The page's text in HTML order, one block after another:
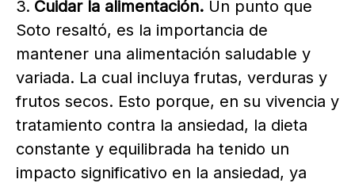
Cuidar la alimentación. Un punto que
Soto resaltó, es la importancia de
mantener una alimentación saludable y
variada. La cual incluya frutas, verduras y
frutos secos. Esto porque, en su vivencia y
tratamiento contra la ansiedad, la dieta
constante y equilibrada ha tenido un
impacto significativo en la ansiedad, ya